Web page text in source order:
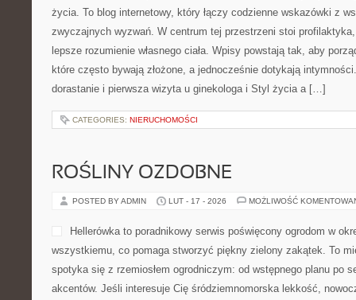
życia. To blog internetowy, który łączy codzienne wskazówki z
zwyczajnych wyzwań. W centrum tej przestrzeni stoi
lepsze rozumienie własnego ciała. Wpisy powstają tak, aby
które często bywają złożone, a jednocześnie dotykają
dorastanie i pierwsza wizyta u ginekologa i Styl życia a […]
CATEGORIES: NIERUCHOMOŚCI
ROŚLINY OZDOBNE
POSTED BY ADMIN LUT - 17 - 2026 MOŻLIWOŚĆ
Hellerówka to poradnikowy serwis poświęcony ogrodom w
wszystkiemu, co pomaga stworzyć piękny zielony zakątek. To
spotyka się z rzemiosłem ogrodniczym: od wstępnego planu po
akcentów. Jeśli interesuje Cię śródziemnomorska lekkość,